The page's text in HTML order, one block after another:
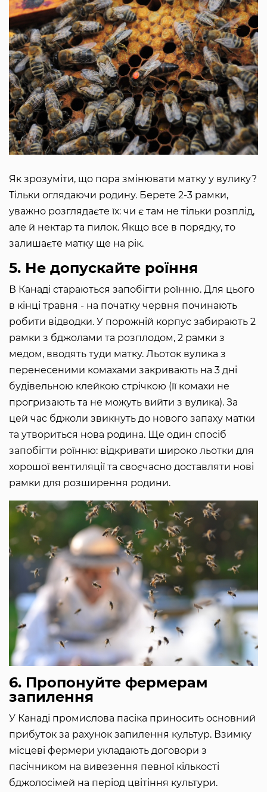
Як зрозуміти, що пора змінювати матку у вулику?
Тільки оглядаючи родину. Берете 2-3 рамки,
уважно розглядаєте їх: чи є там не тільки розплід,
але й нектар та пилок. Якщо все в порядку, то
залишаєте матку ще на рік.
5. Не допускайте роїння
В Канаді стараються запобігти роїнню. Для цього
в кінці травня - на початку червня починають
робити відводки. У порожній корпус забирають 2
рамки з бджолами та розплодом, 2 рамки з
медом, вводять туди матку. Льоток вулика з
перенесеними комахами закривають на 3 дні
будівельною клейкою стрічкою (її комахи не
прогризають та не можуть вийти з вулика). За
цей час бджоли звикнуть до нового запаху матки
та утвориться нова родина. Ще один спосіб
запобігти роїнню: відкривати широко льотки для
хорошої вентиляції та своєчасно доставляти нові
рамки для розширення родини.
6. Пропонуйте фермерам
запилення
У Канаді промислова пасіка приносить основний
прибуток за рахунок запилення культур. Взимку
місцеві фермери укладають договори з
пасічником на вивезення певної кількості
бджолосімей на період цвітіння культури.